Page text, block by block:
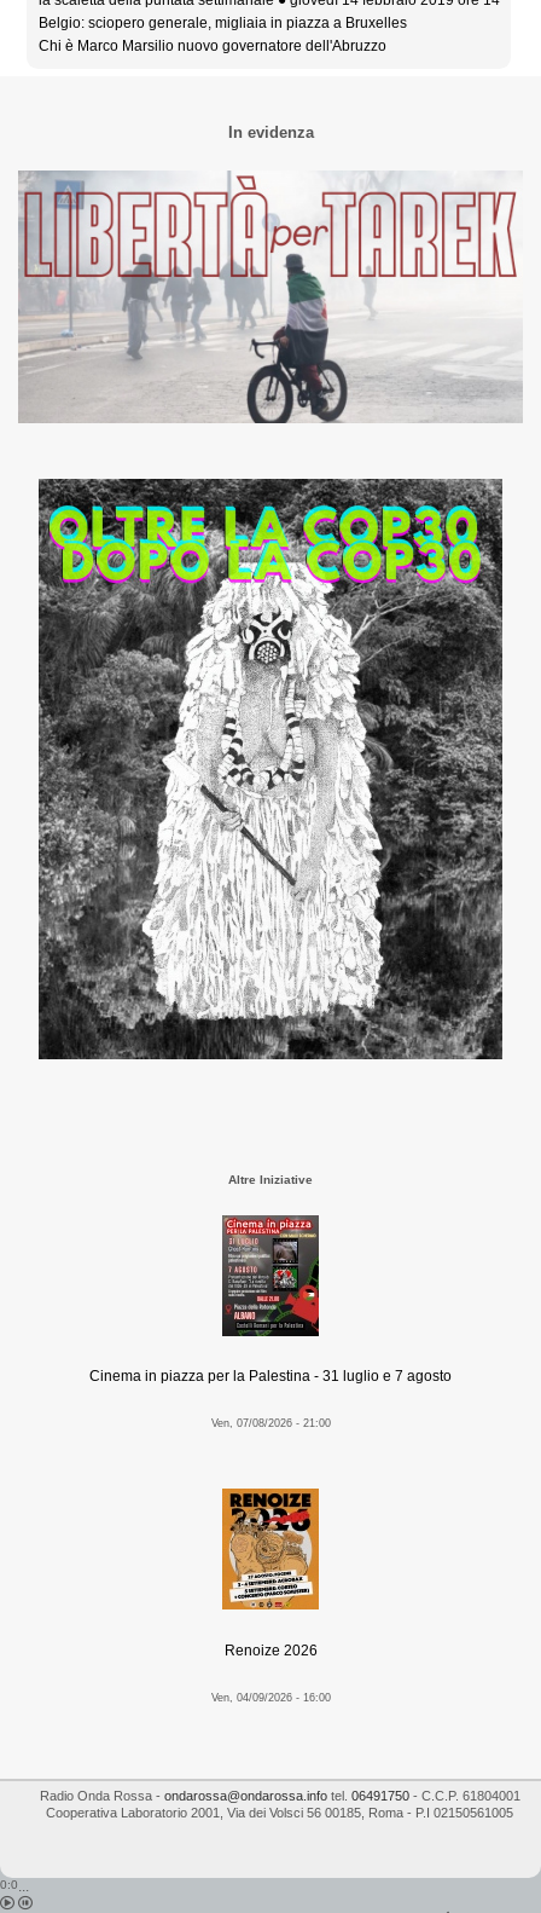
Belgio: sciopero generale, migliaia in piazza a Bruxelles
Chi è Marco Marsilio nuovo governatore dell'Abruzzo
In evidenza
Altre Iniziative
Cinema in piazza per la Palestina - 31 luglio e 7 agosto
Ven, 07/08/2026 - 21:00
Renoize 2026
Ven, 04/09/2026 - 16:00
Radio Onda Rossa- ondarossa@ondarossa.infotel. 06491750- C.C.P. 61804001
Cooperativa Laboratorio 2001
Via dei Volsci 56 00185 Roma - P.I 02150561005
0:0...